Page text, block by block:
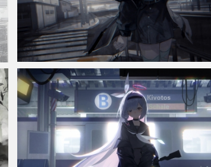
女生 街道 路口 暗色 4k动漫车机横屏壁纸